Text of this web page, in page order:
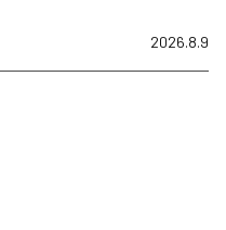
2026.8.9